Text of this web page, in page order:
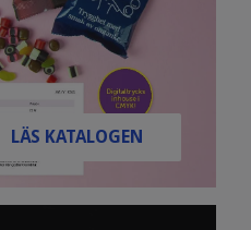
LÄS KATALOGEN